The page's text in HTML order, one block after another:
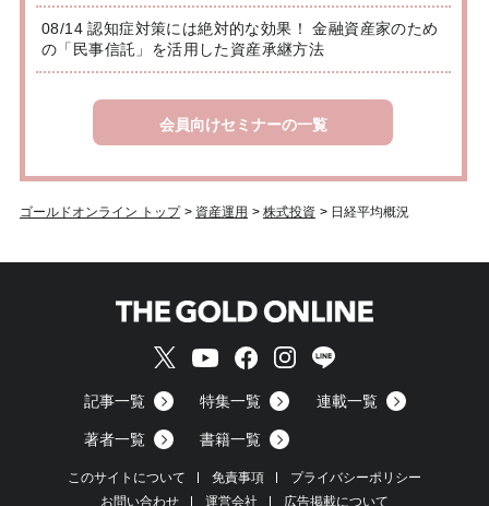
08/14 認知症対策には絶対的な効果！ 金融資産家のため
の「民事信託」を活用した資産承継方法
会員向けセミナーの一覧
ゴールドオンライン トップ > 資産運用 > 株式投資 > 日経平均概況
記事一覧 特集一覧 連載一覧
著者一覧 書籍一覧
このサイトについて 免責事項
プライバシーポリシー
お問い合わせ
運営会社
広告掲載について